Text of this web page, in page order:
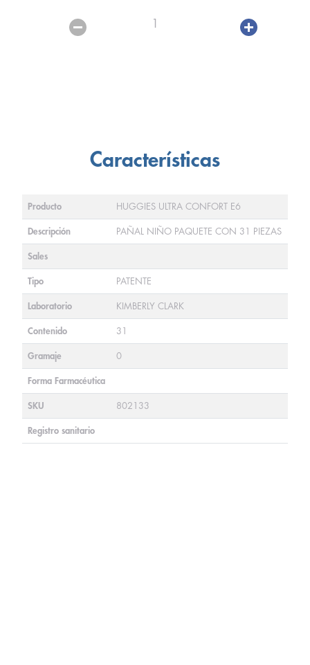
1
Características
Producto HUGGIES ULTRA CONFORT E6
Descripción PAÑAL NIÑO PAQUETE CON 31 PIEZAS
Sales
Tipo PATENTE
Laboratorio KIMBERLY CLARK
Contenido 31
Gramaje 0
Forma Farmacéutica
SKU 802133
Registro sanitario